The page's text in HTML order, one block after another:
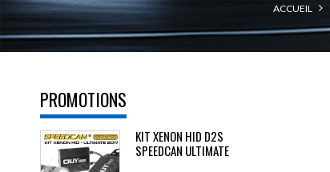
ACCUEIL
PROMOTIONS
KIT XENON HID D2S
SPEEDCAN ULTIMATE